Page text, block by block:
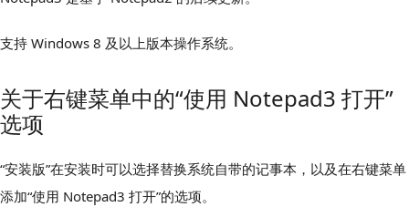
支持 Windows 8 及以上版本操作系统。
关于右键菜单中的“使用 Notepad3 打开”
选项
“安装版”在安装时可以选择替换系统自带的记事本，以及在右键菜单
添加“使用 Notepad3 打开”的选项。